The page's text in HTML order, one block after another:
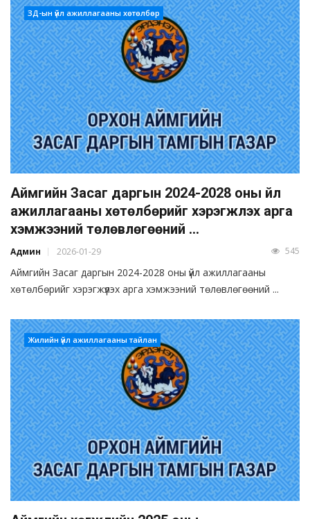
ЗД-ын үйл ажиллагааны хөтөлбөр
Аймгийн Засаг даргын 2024-2028 оны үйл
ажиллагааны хөтөлбөрийг хэрэгжүүлэх арга
хэмжээний төлөвлөгөөний ...
Админ 2026-01-29 545
Аймгийн Засаг даргын 2024-2028 оны үйл ажиллагааны
хөтөлбөрийг хэрэгжүүлэх арга хэмжээний төлөвлөгөөний ...
Жилийн үйл ажиллагааны тайлан